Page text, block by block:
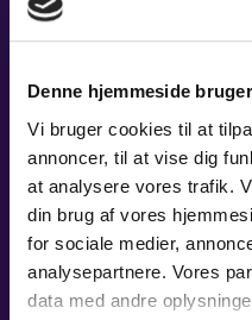
Denne hjemmeside
Vi bruger cookies til at
annoncer, til at vise dig
at analysere vores trafik.
din brug af vores
for sociale medier,
analysepartnere. Vores
data med andre
PINA MOHS